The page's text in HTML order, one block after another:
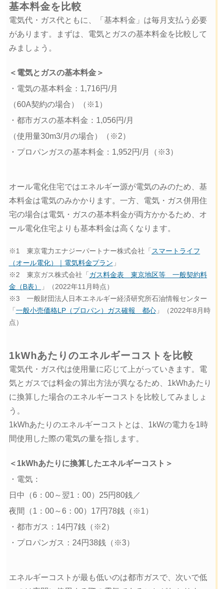
基本料金を比較
電気代・ガス代ともに、「基本料金」は毎月支払う必要
があります。まずは、電気とガスの基本料金を比較して
みましょう。
＜電気とガスの基本料金＞
・電気の基本料金：1,716円/月
（60A契約の場合）（※1）
・都市ガスの基本料金：1,056円/月
（使用量30m3/月の場合）（※2）
・プロパンガスの基本料金：1,952円/月（※3）
オール電化住宅ではエネルギー源が電気のみのため、基
本料金は電気のみかかります。一方、電気・ガス併用住
宅の場合は電気・ガスの基本料金が両方かかるため、オ
ール電化住宅よりも基本料金は高くなります。
※1 東京電力エナジーパートナー株式会社「 スマートライフ
（オール電化）｜電気料金プラン 」
※2 東京ガス株式会社「 ガス料金表 東京地区等 一般契約料
金（B表）
」（2022年11月時点）
※3 一般財団法人日本エネルギー経済研究所石油情報センター
「 一般小売価格LP（プロパン）ガス確報 都心」（2022年8月時
点）
1kWhあたりのエネルギーコストを比較
電気代・ガス代は使用量に応じて上がっていきます。電
気とガスでは料金の算出方法が異なるため、1kWhあたり
に換算した場合のエネルギーコストを比較してみましょ
う。
1kWhあたりのエネルギーコストとは、1kWの電力を1時
間使用した際の電気の量を指します。
＜1kWhあたりに換算したエネルギーコスト＞
・電気：
日中（6：00～翌1：00）25円80銭／
夜間（1：00～6：00）17円78銭（※1）
・都市ガス：14円7銭（※2）
・プロパンガス：24円38銭（※3）
エネルギーコストが最も低いのは都市ガスで、次いで低